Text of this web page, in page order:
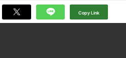
Copy Link